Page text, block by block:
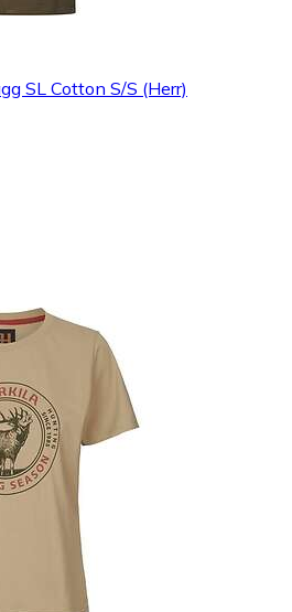
SL Cotton S/S (Herr)